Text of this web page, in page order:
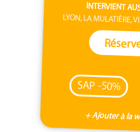
INTERVIENT
LYON, LA MULATIÈRE,
SAP -50%
+ Ajouter à la